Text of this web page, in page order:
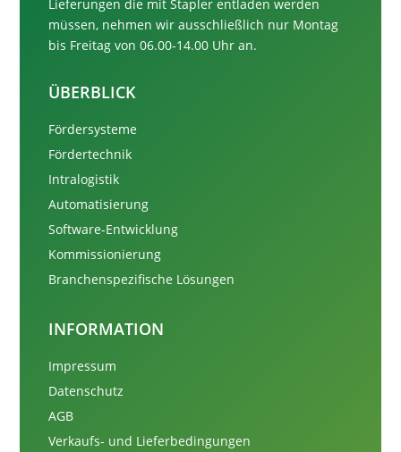
Lieferungen die mit Stapler entladen werden
müssen, nehmen wir ausschließlich nur Montag
bis Freitag von 06.00-14.00 Uhr an.
ÜBERBLICK
Fördersysteme
Fördertechnik
Intralogistik
Automatisierung
Software-Entwicklung
Kommissionierung
Branchenspezifische Lösungen
INFORMATION
Impressum
Datenschutz
AGB
Verkaufs- und Lieferbedingungen